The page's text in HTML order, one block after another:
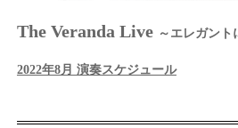
The Veranda Live ～エレガント
2022年8月 演奏スケジュール